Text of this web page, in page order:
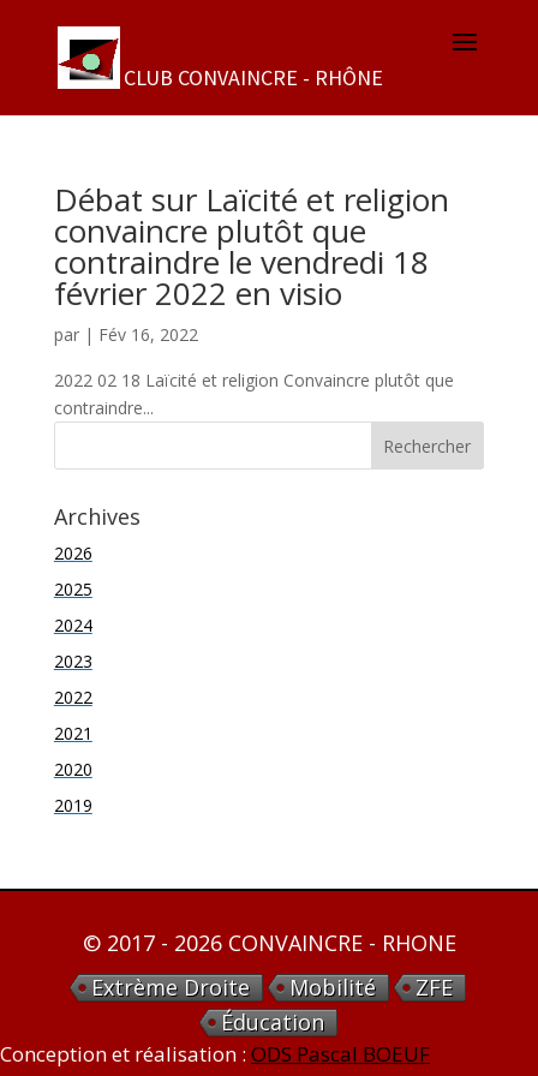
Débat sur Laïcité et religion
convaincre plutôt que
contraindre le vendredi 18
février 2022 en visio
par | Fév 16, 2022
2022 02 18 Laïcité et religion Convaincre plutôt que
contraindre...
Archives
2026
2025
2024
2023
2022
2021
2020
2019
© 2017 - 2026 CONVAINCRE - RHONE
Extrème Droite
Mobilité
ZFE
Éducation
Conception et réalisation : ODS Pascal BOEUF